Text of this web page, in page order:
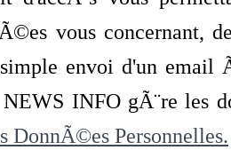
vous concernant,
simple envoi d'un
INFO gÃ¨re les
DonnÃ©es Personnelles.